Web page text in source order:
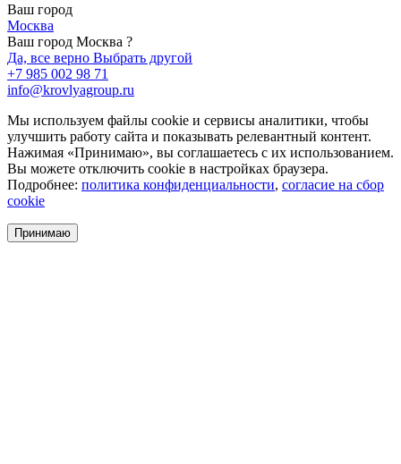
Ваш город
Москва
Ваш город Москва ?
Да, все верно Выбрать другой
+7 985 002 98 71
info@krovlyagroup.ru
Мы используем файлы cookie и сервисы аналитики, чтобы
улучшить работу сайта и показывать релевантный контент.
Нажимая «Принимаю», вы соглашаетесь с их использованием.
Вы можете отключить cookie в настройках браузера.
Подробнее: политика конфиденциальности, согласие на сбор
cookie
Принимаю